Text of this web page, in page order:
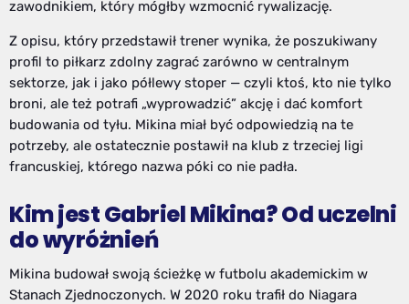
zawodnikiem, który mógłby wzmocnić rywalizację.
Z opisu, który przedstawił trener wynika, że poszukiwany
profil to piłkarz zdolny zagrać zarówno w centralnym
sektorze, jak i jako półlewy stoper — czyli ktoś, kto nie tylko
broni, ale też potrafi „wyprowadzić” akcję i dać komfort
budowania od tyłu. Mikina miał być odpowiedzią na te
potrzeby, ale ostatecznie postawił na klub z trzeciej ligi
francuskiej, którego nazwa póki co nie padła.
Kim jest Gabriel Mikina? Od uczelni
do wyróżnień
Mikina budował swoją ścieżkę w futbolu akademickim w
Stanach Zjednoczonych. W 2020 roku trafił do Niagara